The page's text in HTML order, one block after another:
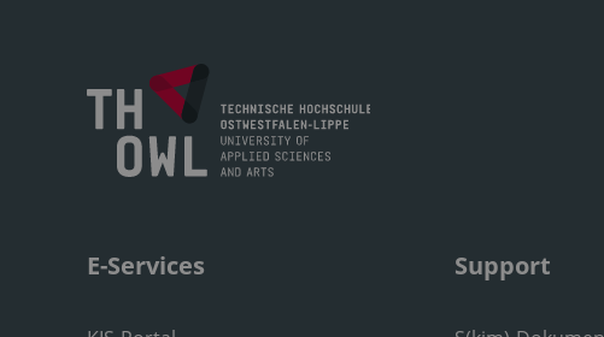
E-Services Support